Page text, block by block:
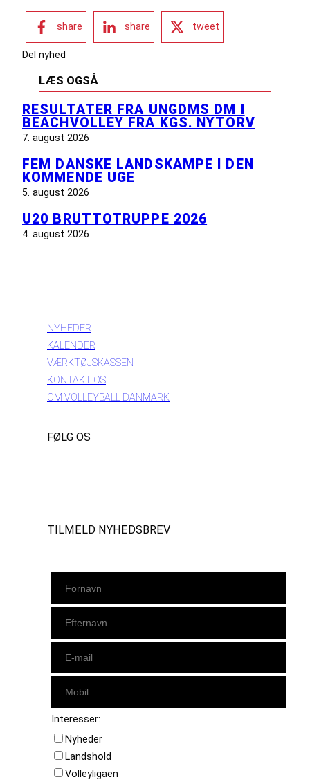
share share tweet
Del nyhed
LÆS OGSÅ
RESULTATER FRA UNGDMS DM I
BEACHVOLLEY FRA KGS. NYTORV
7. august 2026
FEM DANSKE LANDSKAMPE I DEN
KOMMENDE UGE
5. august 2026
U20 BRUTTOTRUPPE 2026
4. august 2026
NYHEDER
KALENDER
VÆRKTØJSKASSEN
KONTAKT OS
OM VOLLEYBALL DANMARK
FØLG OS
TILMELD NYHEDSBREV
Interesser:
Nyheder
Landshold
Volleyligaen